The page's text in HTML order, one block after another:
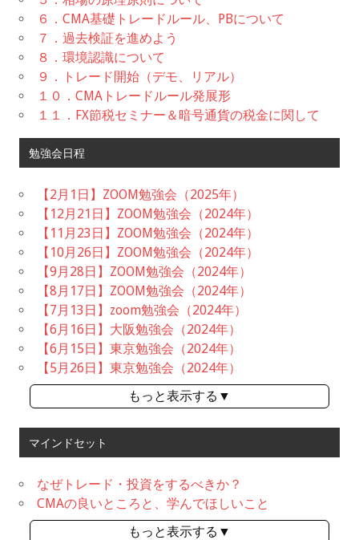
６．CMA基礎トレードルール、PBについて
７．過去検証を進めよう
８．環境認識について
９．トレード開始（デモ、リアル）
１０．CMAトレードルール発展形
１１．FX節税セミナー＆暗号通貨の税金に関して
勉強会日程
【2月1日】ZOOM勉強会（2025年）
【12月21日】ZOOM勉強会（2024年）
【11月23日】ZOOM勉強会（2024年）
【10月26日】ZOOM勉強会（2024年）
【9月28日】ZOOM勉強会（2024年）
【8月17日】ZOOM勉強会（2024年）
【7月13日】zoom勉強会（2024年）
【6月16日】大阪勉強会（2024年）
【6月15日】東京勉強会（2024年）
【5月26日】東京勉強会（2024年）
もっと表示する▼
マインドセット
なぜトレード・投資をするべきか？
CMAの良いところと、学んでほしいこと
もっと表示する▼